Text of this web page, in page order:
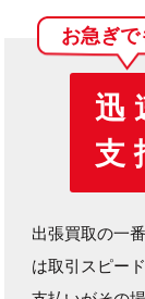
お急ぎで
迅
支
出張買取の一
は取引スピー